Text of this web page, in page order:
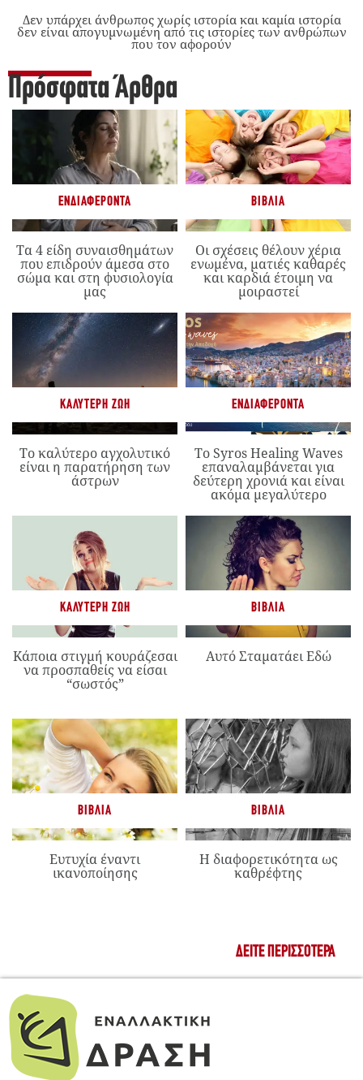
Δεν υπάρχει άνθρωπος χωρίς ιστορία και καμία ιστορία
δεν είναι απογυμνωμένη από τις ιστορίες των ανθρώπων
που τον αφορούν
Πρόσφατα Άρθρα
ΕΝΔΙΑΦΈΡΟΝΤΑ
Τα 4 είδη συναισθημάτων
που επιδρούν άμεσα στο
σώμα και στη φυσιολογία
μας
ΒΙΒΛΊΑ
Οι σχέσεις θέλουν χέρια
ενωμένα, ματιές καθαρές
και καρδιά έτοιμη να
μοιραστεί
ΚΑΛΎΤΕΡΗ ΖΩΉ
Το καλύτερο αγχολυτικό
είναι η παρατήρηση των
άστρων
ΕΝΔΙΑΦΈΡΟΝΤΑ
Το Syros Healing Waves
επαναλαμβάνεται για
δεύτερη χρονιά και είναι
ακόμα μεγαλύτερο
ΚΑΛΎΤΕΡΗ ΖΩΉ
Κάποια στιγμή κουράζεσαι
να προσπαθείς να είσαι
“σωστός”
ΒΙΒΛΊΑ
Αυτό Σταματάει Εδώ
ΒΙΒΛΊΑ
Ευτυχία έναντι
ικανοποίησης
ΒΙΒΛΊΑ
Η διαφορετικότητα ως
καθρέφτης
ΔΕΊΤΕ ΠΕΡΙΣΣΌΤΕΡΑ